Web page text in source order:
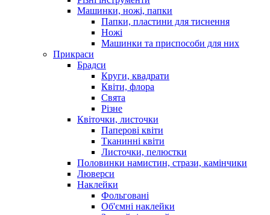
Машинки, ножі, папки
Папки, пластини для тиснення
Ножі
Машинки та приспособи для них
Прикраси
Брадси
Круги, квадрати
Квіти, флора
Свята
Різне
Квіточки, листочки
Паперові квіти
Тканинні квіти
Листочки, пелюстки
Половинки намистин, стрази, камінчики
Люверси
Наклейки
Фольговані
Об'ємні наклейки